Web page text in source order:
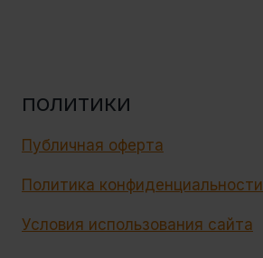
ПОЛИТИКИ
Публичная оферта
Политика конфиденциальности
Условия использования сайта